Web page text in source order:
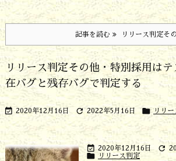
記事を読む リリース判定そ
リリース判定その他・特別採用は
在バグと残存バグで判定する
 2020年12月16日  2022年5月16日  リリー
 2020年12月16日 
 リリース判定